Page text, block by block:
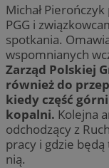
Michał
PGG i
spotkania.
wspomnianych
Zarząd Polskiej
również do
kiedy część
kopalni. Kolejna
odchodzący z
pracy i gdzie będą
nią.